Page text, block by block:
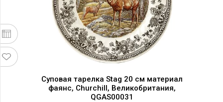
Суповая тарелка Stag 20 см материал
фаянс, Churchill, Великобритания,
QGAS00031